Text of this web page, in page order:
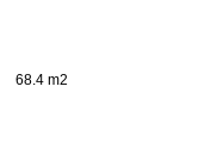
68.4 m2